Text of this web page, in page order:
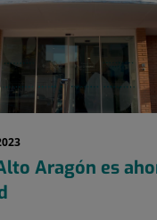
Aragón es